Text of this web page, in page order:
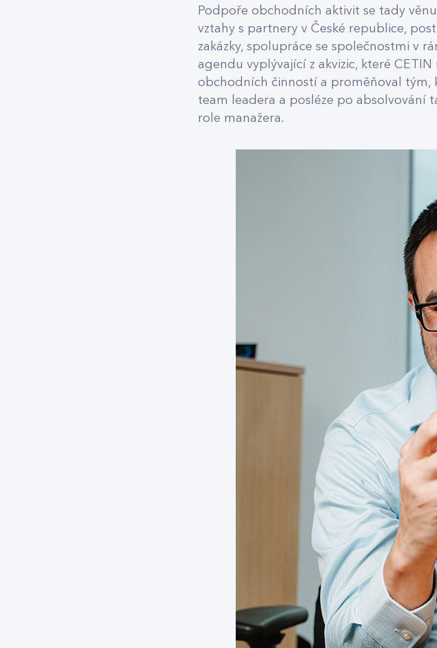
Podpoře obchodních aktivit se tady
vztahy s partnery v České republice,
zakázky, spolupráce se společnostmi v
agendu vyplývající z akvizic, které
obchodních činností a proměňoval tým,
team leadera a posléze po absolvování
role manažera.